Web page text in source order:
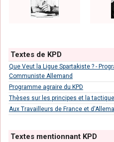
Textes de KPD
Que Veut la Ligue Spartakiste ? -
Communiste Allemand
Programme agraire du KPD
Thèses sur les principes et la
Aux Travailleurs de France et
Textes mentionnant KPD